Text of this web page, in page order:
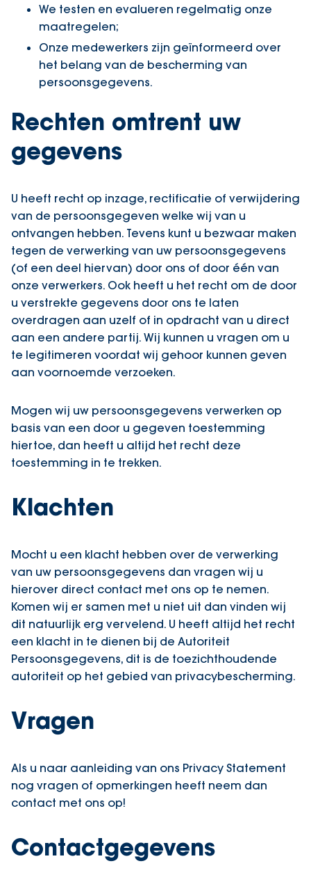
We testen en evalueren regelmatig onze
maatregelen;
Onze medewerkers zijn geïnformeerd over
het belang van de bescherming van
persoonsgegevens.
Rechten omtrent uw
gegevens
U heeft recht op inzage, rectificatie of verwijdering
van de persoonsgegeven welke wij van u
ontvangen hebben. Tevens kunt u bezwaar maken
tegen de verwerking van uw persoonsgegevens
(of een deel hiervan) door ons of door één van
onze verwerkers. Ook heeft u het recht om de door
u verstrekte gegevens door ons te laten
overdragen aan uzelf of in opdracht van u direct
aan een andere partij. Wij kunnen u vragen om u
te legitimeren voordat wij gehoor kunnen geven
aan voornoemde verzoeken.
Mogen wij uw persoonsgegevens verwerken op
basis van een door u gegeven toestemming
hiertoe, dan heeft u altijd het recht deze
toestemming in te trekken.
Klachten
Mocht u een klacht hebben over de verwerking
van uw persoonsgegevens dan vragen wij u
hierover direct contact met ons op te nemen.
Komen wij er samen met u niet uit dan vinden wij
dit natuurlijk erg vervelend. U heeft altijd het recht
een klacht in te dienen bij de Autoriteit
Persoonsgegevens, dit is de toezichthoudende
autoriteit op het gebied van privacybescherming.
Vragen
Als u naar aanleiding van ons Privacy Statement
nog vragen of opmerkingen heeft neem dan
contact met ons op!
Contactgegevens